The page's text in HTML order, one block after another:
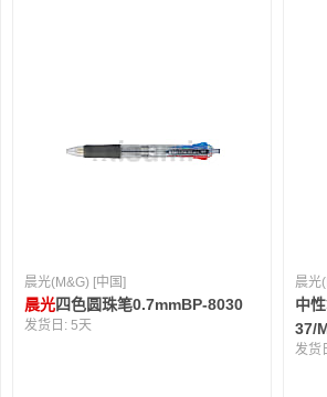
晨光(M&G) [中国]
晨光四色圆珠笔0.7mmBP-8030
发货日:5天
晨光
中
37/
发货